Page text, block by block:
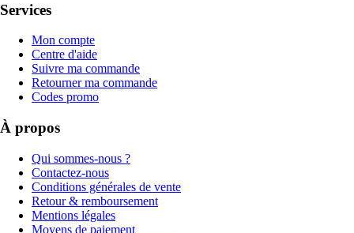
Services
Mon compte
Centre d'aide
Suivre ma commande
Retourner ma commande
Codes promo
À propos
Qui sommes-nous ?
Contactez-nous
Conditions générales de vente
Retour & remboursement
Mentions légales
Moyens de paiement